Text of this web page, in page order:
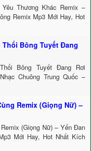
Thương Khác Remix –
Remix Mp3 Mới Hay, Hot
Bông Tuyết Đang
Bông Tuyết Đang Rơi
Chuông Trung Quốc –
Remix (Giọng Nữ) –
(Giọng Nữ) – Yến Đan
Mới Hay, Hot Nhất Kích